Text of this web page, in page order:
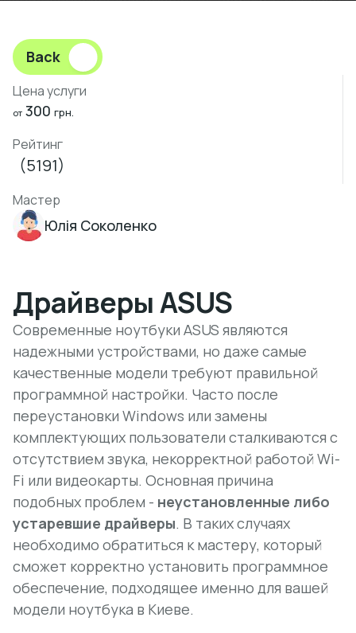
Back
Цена услуги
от 300 грн.
Рейтинг
(5191)
Мастер
Юлія Соколенко
Драйверы ASUS
Современные ноутбуки ASUS являются
надежными устройствами, но даже самые
качественные модели требуют правильной
программной настройки. Часто после
переустановки Windows или замены
комплектующих пользователи сталкиваются с
отсутствием звука, некорректной работой Wi-
Fi или видеокарты. Основная причина
подобных проблем - неустановленные либо
устаревшие драйверы. В таких случаях
необходимо обратиться к мастеру, который
сможет корректно установить программное
обеспечение, подходящее именно для вашей
модели ноутбука в Киеве.